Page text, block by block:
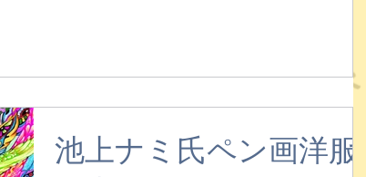
池上ナミ氏ペン画洋服